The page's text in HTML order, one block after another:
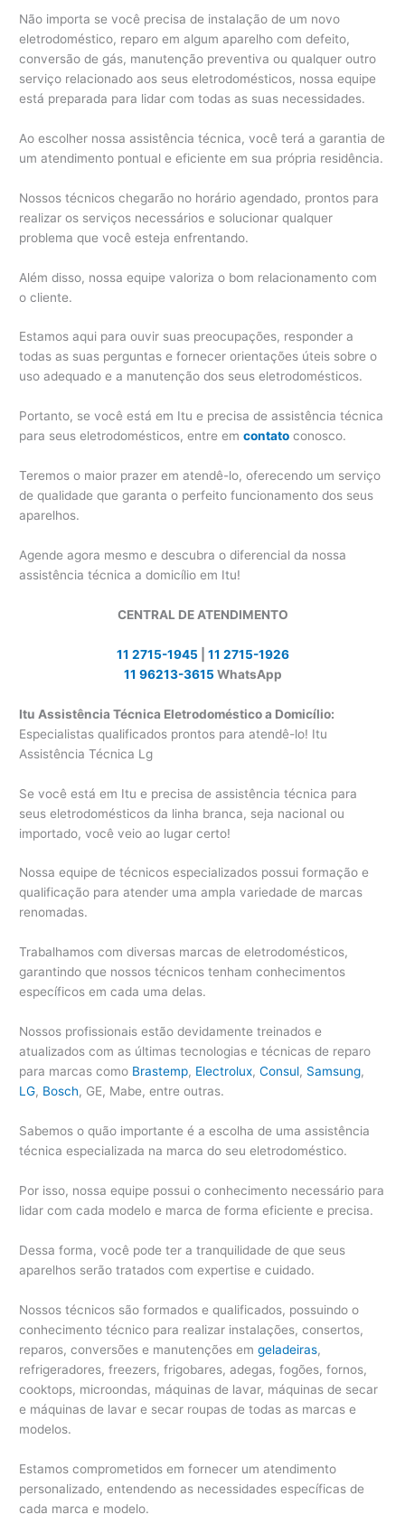
Não importa se você precisa de instalação de um novo
eletrodoméstico, reparo em algum aparelho com defeito,
conversão de gás, manutenção preventiva ou qualquer outro
serviço relacionado aos seus eletrodomésticos, nossa equipe
está preparada para lidar com todas as suas necessidades.
Ao escolher nossa assistência técnica, você terá a garantia de
um atendimento pontual e eficiente em sua própria residência.
Nossos técnicos chegarão no horário agendado, prontos para
realizar os serviços necessários e solucionar qualquer
problema que você esteja enfrentando.
Além disso, nossa equipe valoriza o bom relacionamento com
o cliente.
Estamos aqui para ouvir suas preocupações, responder a
todas as suas perguntas e fornecer orientações úteis sobre o
uso adequado e a manutenção dos seus eletrodomésticos.
Portanto, se você está em Itu e precisa de assistência técnica
para seus eletrodomésticos, entre emcontato conosco.
Teremos o maior prazer em atendê-lo, oferecendo um serviço
de qualidade que garanta o perfeito funcionamento dos seus
aparelhos.
Agende agora mesmo e descubra o diferencial da nossa
assistência técnica a domicílio em Itu!
CENTRAL DE ATENDIMENTO
11 2715-1945
11 2715-1926
11 96213-3615 WhatsApp
Itu Assistência Técnica Eletrodoméstico a Domicílio:
Especialistas qualificados prontos para atendê-lo! Itu
Assistência Técnica Lg
Se você está em Itu e precisa de assistência técnica para
seus eletrodomésticos da linha branca, seja nacional ou
importado, você veio ao lugar certo!
Nossa equipe de técnicos especializados possui formação e
qualificação para atender uma ampla variedade de marcas
renomadas.
Trabalhamos com diversas marcas de eletrodomésticos,
garantindo que nossos técnicos tenham conhecimentos
específicos em cada uma delas.
Nossos profissionais estão devidamente treinados e
atualizados com as últimas tecnologias e técnicas de reparo
para marcas como Brastemp, Electrolux,Consul, Samsung,
LG, Bosch, GE, Mabe, entre outras.
Sabemos o quão importante é a escolha de uma assistência
técnica especializada na marca do seu eletrodoméstico.
Por isso, nossa equipe possui o conhecimento necessário para
lidar com cada modelo e marca de forma eficiente e precisa.
Dessa forma, você pode ter a tranquilidade de que seus
aparelhos serão tratados com expertise e cuidado.
Nossos técnicos são formados e qualificados, possuindo o
conhecimento técnico para realizar instalações, consertos,
reparos, conversões e manutenções emgeladeiras,
refrigeradores, freezers, frigobares, adegas, fogões, fornos,
cooktops, microondas, máquinas de lavar, máquinas de secar
e máquinas de lavar e secar roupas de todas as marcas e
modelos.
Estamos comprometidos em fornecer um atendimento
personalizado, entendendo as necessidades específicas de
cada marca e modelo.